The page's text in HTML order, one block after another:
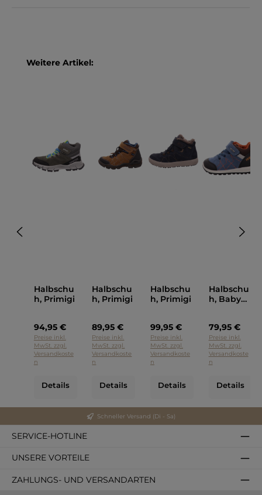
Produktgalerie überspringen
Weitere Artikel:
Halbschu
h, Primigi
94,95 €
Preise inkl.
MwSt. zzgl.
Versandkoste
n
Details
Halbschu
h, Primigi
89,95 €
Preise inkl.
MwSt. zzgl.
Versandkoste
n
Details
Halbschu
h, Primigi
99,95 €
Preise inkl.
MwSt. zzgl.
Versandkoste
n
Details
Halbschu
h, Baby
79,95 €
Preise inkl.
MwSt. zzgl.
Versandkoste
n
Details
Schneller Versand (Di - Sa)
SERVICE-HOTLINE
UNSERE VORTEILE
ZAHLUNGS- UND VERSANDARTEN